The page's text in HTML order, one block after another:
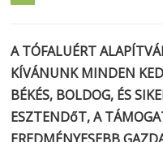
A TÓFALUÉRT
KÍVÁNUNK MINDEN
BÉKÉS, BOLDOG, ÉS
ESZTENDőT, A